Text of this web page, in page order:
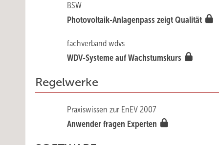
BSW
Photovoltaik-Anlagenpass zeigt Qualität
fachverband wdvs
WDV-Systeme auf Wachstumskurs
Regelwerke
Praxiswissen zur EnEV 2007
Anwender fragen Experten